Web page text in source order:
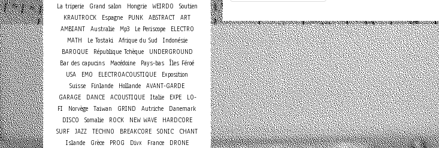
La triperie
Grand salon Hongrie WEIRDO
Soutien
KRAUTROCK
Espagne PUNK ABSTRACT ART
AMBIANT
Australie Mp3 Le Periscope
ELECTRO
MATH
Le Tostaki Afrique du Sud
Indonésie
BAROQUE
République Tchèque
UNDERGROUND
Bar des capucins Macédoine Pays-bas Îles Féroé
USA
EMO ELECTROACOUSTIQUE
Exposition
Suisse
Finlande Hollande AVANT-GARDE
GARAGE
DANCE ACOUSTIQUE Italie EXPE
LO-
FI
Norvège Taiwan GRIND Autriche
Danemark
DISCO
Somalie ROCK NEW WAVE
HARDCORE
SURF JAZZ TECHNO BREAKCORE SONIC
CHANT
Islande
Grèce PROG Divx France
DRONE